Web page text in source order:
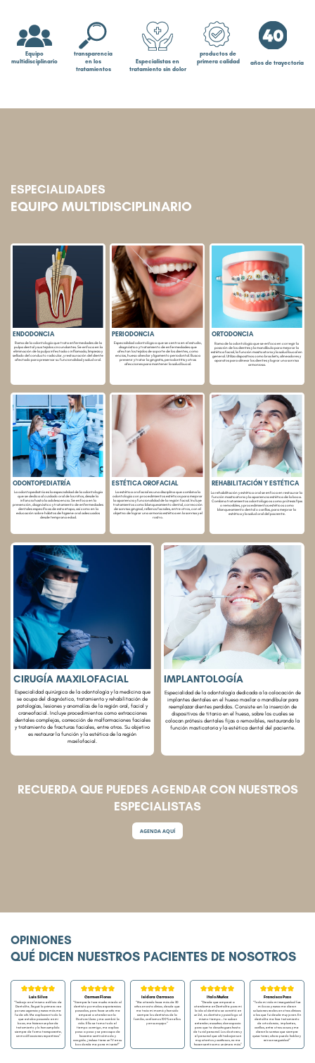
Equipo
multidisciplinario
transparencia
en los
tratamientos
Especialistas en
tratamiento sin dolor
productos de
primera calidad
años de trayectoria
ESPECIALIDADES
EQUIPO MULTIDISCIPLINARIO
ENDODONCIA
Rama de la odontología que trata enfermedades de la
pulpa dental y sus tejidos circundantes. Se enfoca en la
eliminación de la pulpa infectada o inflamada, limpieza y
sellado del conducto radicular, y restauración del diente
afectado para preservar su funcionalidad y salud oral.
PERIODONCIA
Especialidad odontológica que se centra en el estudio,
diagnóstico y tratamiento de enfermedades que
afectan los tejidos de soporte de los dientes, como
encías, hueso alveolar y ligamento periodontal. Busca
prevenir y tratar la gingivitis, periodontitis y otras
afecciones para mantener la salud bucal.
ORTODONCIA
Rama de la odontología que se enfoca en corregir la
posición de los dientes y la mandíbula para mejorar la
estética facial, la función masticatoria y la salud bucal en
general. Utiliza dispositivos como brackets, alineadores y
aparatos para alinear los dientes y lograr una sonrisa
armoniosa.
ODONTOPEDIATRÍA
La odontopediatría es la especialidad de la odontología
que se dedica al cuidado oral de los niños, desde la
infancia hasta la adolescencia. Se enfoca en la
prevención, diagnóstico y tratamiento de enfermedades
dentales específicas de esta etapa, así como en la
educación sobre hábitos de higiene oral adecuados
desde temprana edad.
ESTÉTICA OROFACIAL
La estética orofacial es una disciplina que combina la
odontología con procedimientos estéticos para mejorar
la apariencia y funcionalidad de la región facial. Incluye
tratamientos como blanqueamiento dental, corrección
de sonrisa gingival, rellenos faciales, entre otros, con el
objetivo de lograr una armonía estética en la sonrisa y el
rostro.
REHABILITACIÓN Y ESTÉTICA
La rehabilitación y estética oral se enfoca en restaurar la
función masticatoria y la apariencia estética de la boca.
Combina tratamientos odontológicos como prótesis fijas
o removibles, y procedimientos estéticos como
blanqueamiento dental o carillas, para mejorar la
estética y la salud oral del paciente.
CIRUGÍA MAXILOFACIAL
Especialidad quirúrgica de la odontología y la medicina que
se ocupa del diagnóstico, tratamiento y rehabilitación de
patologías, lesiones y anomalías de la región oral, facial y
craneofacial. Incluye procedimientos como extracciones
dentales complejas, corrección de malformaciones faciales
y tratamiento de fracturas faciales, entre otros. Su objetivo
es restaurar la función y la estética de la región
maxilofacial.
IMPLANTOLOGÍA
Especialidad de la odontología dedicada a la colocación de
implantes dentales en el hueso maxilar o mandibular para
reemplazar dientes perdidos. Consiste en la inserción de
dispositivos de titanio en el hueso, sobre los cuales se
colocan prótesis dentales fijas o removibles, restaurando la
función masticatoria y la estética dental del paciente.
RECUERDA QUE PUEDES AGENDAR CON NUESTROS
ESPECIALISTAS
AGENDA AQUÍ
OPINIONES
QUÉ DICEN NUESTROS PACIENTES DE NOSOTROS
Luis Silva
“Trabajo en el mismo edificio de
Dentalite, llegué la primera vez
por una urgencia y nunca más me
fui de ahí. Me explicaron todo lo
que estaba pasando en mi
boca, me hicieron un plan de
tratamiento y lo han cumplido
siempre de forma transparente,
sin modificaciones repentinas”
Carmen Flores
“Siempre le tuve mucho miedo al
dentista por malas experiencias
pasadas, pero hace un año me
empecé a atender con la
Doctora Llano y me cambió la
vida. Ella se toma todo el
tiempo conmigo, me explica
paso a paso y se preocupa de
hacerme sentir cómoda y
acogida, ¡incluso tiene un TV en su
box donde me pone mi serie!”
Isidora Carrasco
“Me atiendo hace más de 30
años en esta clínica, desde que
me traía mi mamá y han sido
siempre los dentistas de la
familia, confiamos 100% en ellos
y en su equipo”
Italo Muñoz
“Desde que empecé a
atenderme en Dentalite para mi
la ida al dentista se convirtió en
un 2x1, es dentista y psicólogo al
mismo tiempo... te saben
entender, escuchar, dan espacio
para que te desahogues hasta
de tu vid personal. Los doctores y
el personal que ahí trabajan son
muy atentos y cariñosos, no me
hacen sentir como un úmero más”
Francisco Pozo
“Toda mi vida mi inseguridad fue
mi boca y nunca me dieron
soluciones reales en otras clínicas
a las que fui desde muy joven. En
dentalite me hice tratamiento
de ortodoncia,
implantes,
carillas, entre otras cosas y me
dieron la sonrisa que siempre
quise tener, ahora puedo hablar y
reir con seguridad”